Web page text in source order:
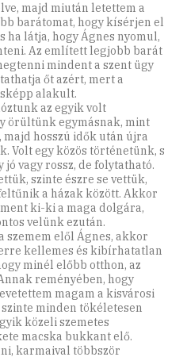
majd miután letettem a
barátomat, hogy kísérjen el
ha látja, hogy Ágnes nyomul,
Az említett legjobb barát
mindent a szent ügy
őt azért, mert a
alakult.
az egyik volt
örültünk egymásnak, mint
hosszú idők után újra
Volt egy közös történetünk, s
vagy rossz, de folytatható.
szinte észre se vettük,
a házak között. Akkor
ki-ki a maga dolgára,
velünk ezután.
szemem elől Ágnes, akkor
kellemes és kibírhatatlan
minél előbb otthon, az
reményében, hogy
magam a kisvárosi
minden tökéletesen
közeli szemetes
macska bukkant elő.
karmaival többször